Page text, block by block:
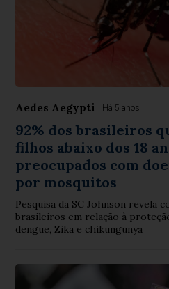
Aedes Aegypti Há 5 anos
92% dos brasileiros
filhos abaixo dos 18
preocupados com
por mosquitos
Pesquisa da SC Johnson revela
brasileiros em relação à
dengue, Zika e chikungunya